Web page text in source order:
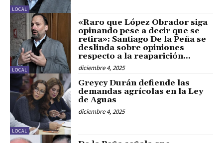
LOCAL
LOCAL
«Raro que López Obrador siga
opinando pese a decir que se
retira»: Santiago De la Peña se
deslinda sobre opiniones
respecto a la reaparición...
diciembre 4, 2025
LOCAL
Greycy Durán defiende las
demandas agrícolas en la Ley
de Aguas
diciembre 4, 2025